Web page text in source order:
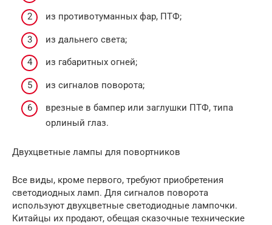
из противотуманных фар, ПТФ;
из дальнего света;
из габаритных огней;
из сигналов поворота;
врезные в бампер или заглушки ПТФ, типа
орлиный глаз.
Двухцветные лампы для повортников
Все виды, кроме первого, требуют приобретения
светодиодных ламп. Для сигналов поворота
используют двухцветные светодиодные лампочки.
Китайцы их продают, обещая сказочные технические